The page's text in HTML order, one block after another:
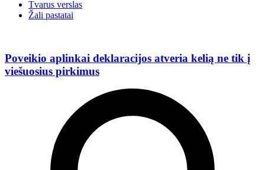
Tvarus verslas
Žali pastatai
Poveikio aplinkai deklaracijos atveria kelią ne tik į
viešuosius pirkimus